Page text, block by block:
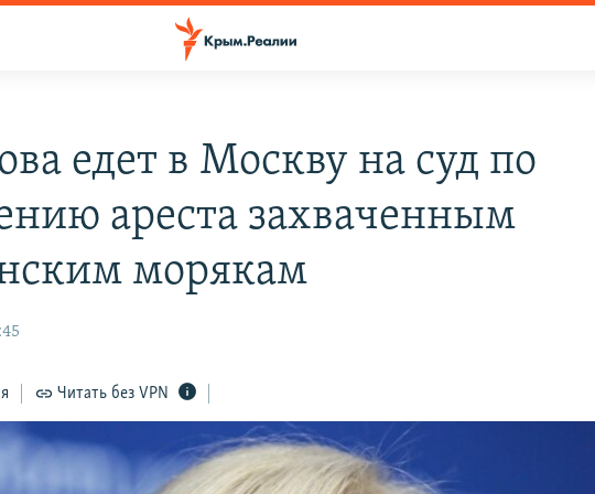
едет в Москву на суд по
ареста захваченным
морякам
Читать без VPN